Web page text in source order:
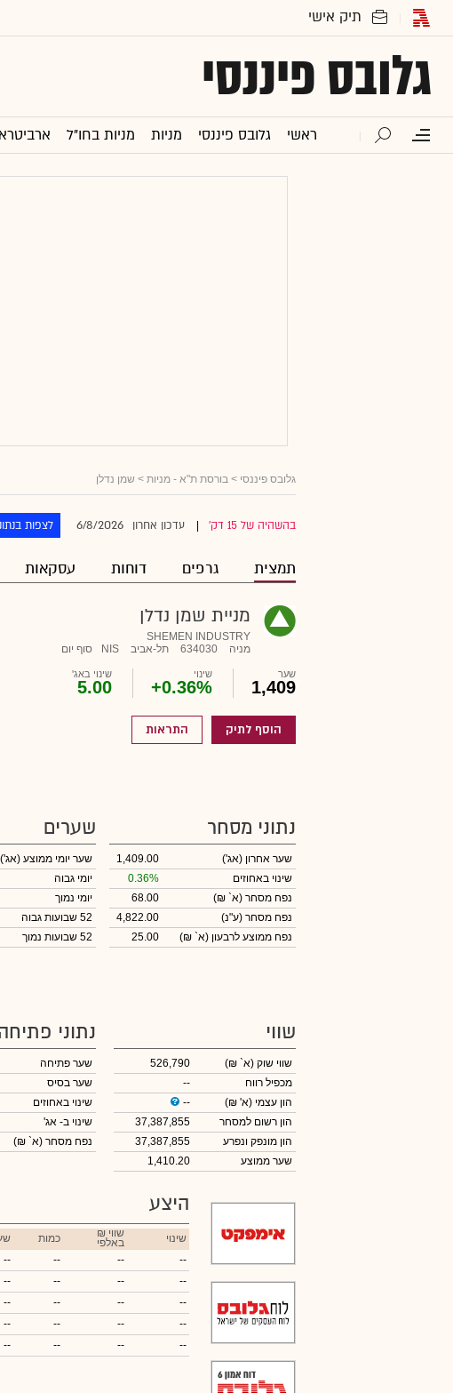
גלובס פיננסי
ראשי גלובס פיננסי מניות מניות בחו"ל
גלובס פיננסי > בורסת ת"א - מניות > שמן נדלן
בהשהיה של 15 דק' עדכון אחרון 6/8/2026 לצפות
תמצית גרפים דוחות עסקאות
מניית שמן נדלן
SHEMEN INDUSTRY
מניה
634030 תל-אביב NIS סוף יום
שער
1,409
שינוי
+0.36%
שינוי באג'
5.00
הוסף לתיק התראות
נתוני מסחר
שער אחרון (אג')
1,409.00
שינוי באחוזים
0.36%
נפח מסחר (א` ₪)
68.00
נפח מסחר (ע"נ)
4,822.00
נפח ממוצע לרבעון (א` ₪)
25.00
שערים
שער יומי ממוצע (אג')
יומי גבוה
יומי נמוך
52 שבועות גבוה
52 שבועות נמוך
שווי
שווי שוק (א` ₪)
526,790
מכפיל רווח
--
הון עצמי (א' ₪)
--
הון רשום למסחר
37,387,855
הון מונפק ונפרע
37,387,855
שער ממוצע
1,410.20
נתוני
שער פתיחה
שער בסיס
שינוי באחוזים
שינוי ב- אג'
נפח מסחר (א` ₪)
היצע
שינוי ₪ שווי
באלפי כמות
--
--
--
--
--
--
--
--
--
--
--
--
--
--
--
--
--
--
--
--